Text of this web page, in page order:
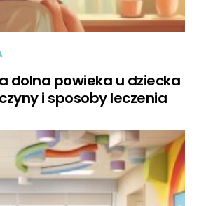
dolna powieka u dziecka
i sposoby leczenia